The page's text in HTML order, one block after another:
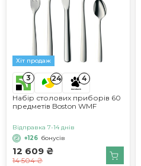
Хіт продаж
3 24 4
Набір столових приборів 60
предметів Boston WMF
12 609 ₴
14 504 ₴
Відправка 7-14 днів
+126 бонусів